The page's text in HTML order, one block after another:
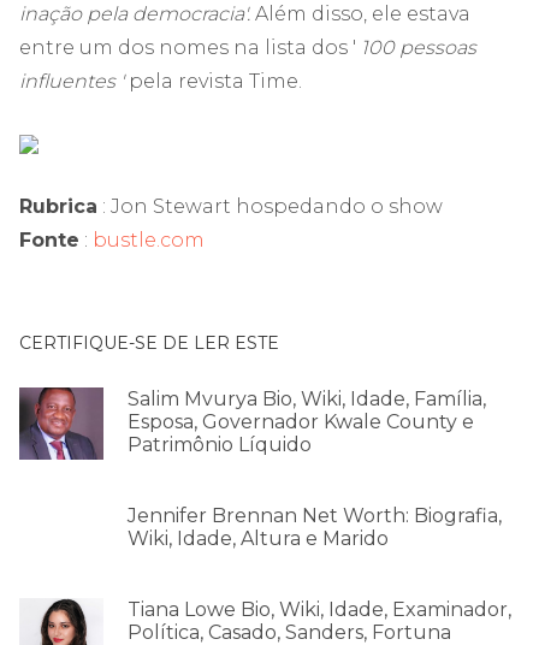
inação pela democracia'. Além disso, ele estava
entre um dos nomes na lista dos ' 100 pessoas
influentes ' pela revista Time.
Rubrica : Jon Stewart hospedando o show
Fonte : bustle.com
CERTIFIQUE-SE DE LER ESTE
Salim Mvurya Bio, Wiki, Idade, Família,
Esposa, Governador Kwale County e
Patrimônio Líquido
Jennifer Brennan Net Worth: Biografia,
Wiki, Idade, Altura e Marido
Tiana Lowe Bio, Wiki, Idade, Examinador,
Política, Casado, Sanders, Fortuna